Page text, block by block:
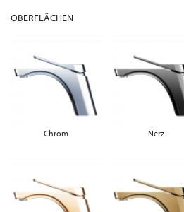
OBERFLÄCHEN
Chrom Nerz